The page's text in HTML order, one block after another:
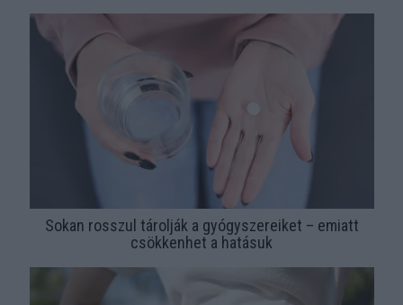
Sokan rosszul tárolják a gyógyszereiket – emiatt
csökkenhet a hatásuk